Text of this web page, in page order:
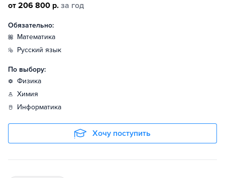
от 206 800 р. за год
Обязательно:
математика
русский язык
По выбору:
физика
химия
информатика
Хочу поступить